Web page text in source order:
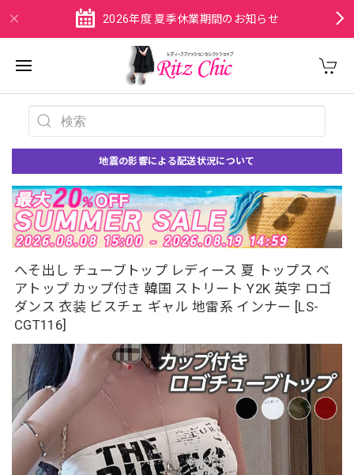
2026年度 夏季休業期間のお知らせ
地震の影響による配送状況について
へそ出し チューブトップ レディース 夏 トップス ベ
アトップ カップ付き 韓国 ストリート Y2K 英字 ロゴ
ダンス 衣装 ビスチェ ギャル 地雷系 インナー [LS-
CGT116]